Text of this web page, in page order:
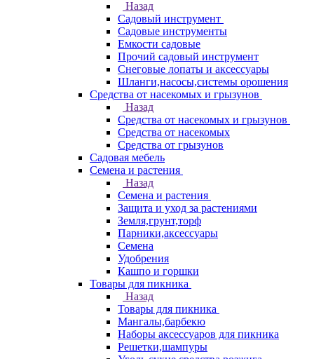
Назад
Садовый инструмент
Садовые инструменты
Емкости садовые
Прочий садовый инструмент
Снеговые лопаты и аксессуары
Шланги,насосы,системы орошения
Средства от насекомых и грызунов
Назад
Средства от насекомых и грызунов
Средства от насекомых
Средства от грызунов
Садовая мебель
Семена и растения
Назад
Семена и растения
Защита и уход за растениями
Земля,грунт,торф
Парники,аксессуары
Семена
Удобрения
Кашпо и горшки
Товары для пикника
Назад
Товары для пикника
Мангалы,барбекю
Наборы аксессуаров для пикника
Решетки,шампуры